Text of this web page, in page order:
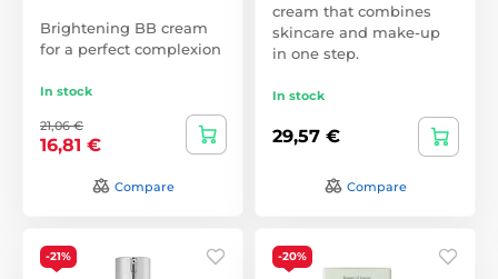
Brightening BB cream
for a perfect complexion
In stock
21,06 €
16,81 €
Compare
cream that combines
skincare and make-up
in one step.
In stock
29,57 €
Compare
-21% -20%